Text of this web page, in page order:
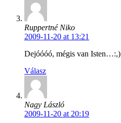
Ruppertné Niko
2009-11-20 at 13:21
Dejóóóó, mégis van Isten…:,)
Válasz
Nagy László
2009-11-20 at 20:19